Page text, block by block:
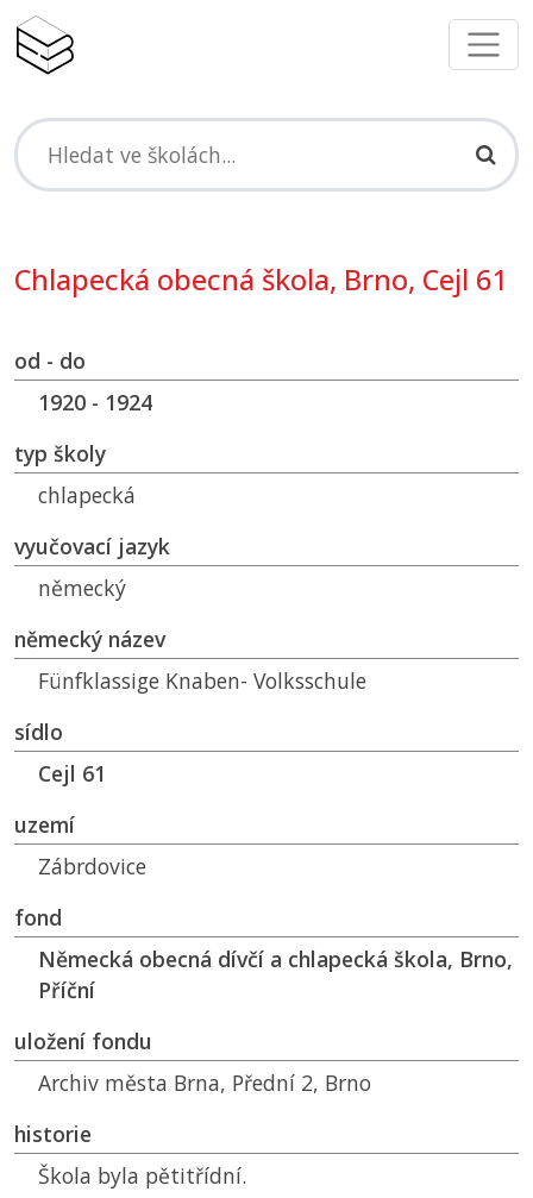
Chlapecká obecná škola, Brno, Cejl 61
od - do
1920 - 1924
typ školy
chlapecká
vyučovací jazyk
německý
německý název
Fünfklassige Knaben- Volksschule
sídlo
Cejl 61
uzemí
Zábrdovice
fond
Německá obecná dívčí a chlapecká škola, Brno,
Příční
uložení fondu
Archiv města Brna, Přední 2, Brno
historie
Škola byla pětitřídní.